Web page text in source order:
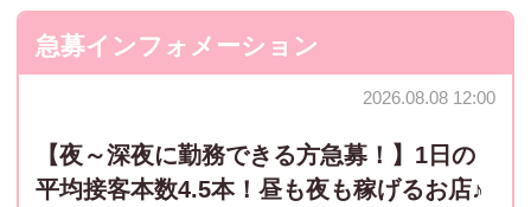
しなみで待機していただきます。
② 受付からの連絡
ご予約の内容（お時間・コース・お客様情報など）を
③ お出迎え
急募インフォメーション
2026.08.08 12:00
【夜～深夜に勤務できる方急募！】1日の
平均接客本数4.5本！昼も夜も稼げるお店♪